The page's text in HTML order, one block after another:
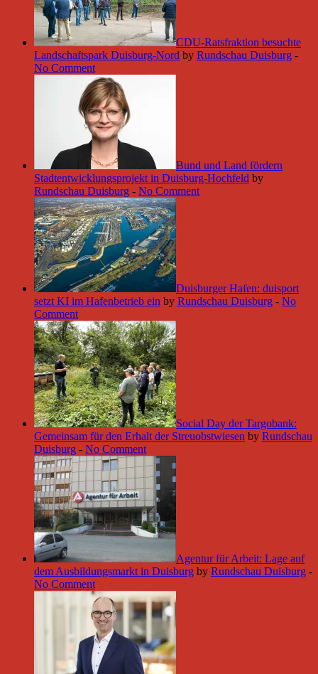
CDU-Ratsfraktion besuchte
Landschaftspark Duisburg-Nord by Rundschau Duisburg -
No Comment
Bund und Land fördern
Stadtentwicklungsprojekt in Duisburg-Hochfeld by
Rundschau Duisburg - No Comment
Duisburger Hafen: duisport
setzt KI im Hafenbetrieb ein by Rundschau Duisburg - No
Comment
Social Day der Targobank:
Gemeinsam für den Erhalt der Streuobstwiesen by Rundschau
Duisburg - No Comment
Agentur für Arbeit: Lage auf
dem Ausbildungsmarkt in Duisburg by Rundschau Duisburg -
No Comment